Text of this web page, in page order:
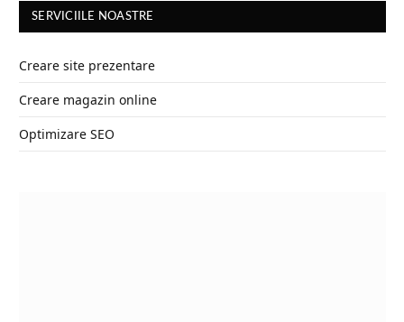
SERVICIILE NOASTRE
Creare site prezentare
Creare magazin online
Optimizare SEO